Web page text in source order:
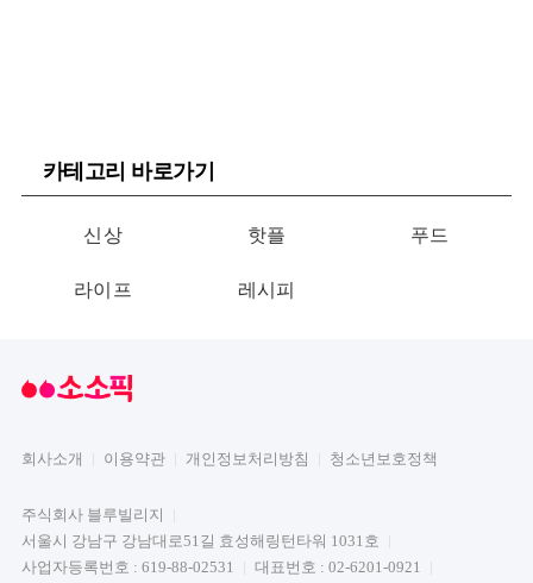
카테고리 바로가기
신상 핫플 푸드
라이프 레시피
회사소개 이용약관 개인정보처리방침 청소년보호정책
주식회사 블루빌리지
서울시 강남구 강남대로51길 효성해링턴타워 1031호
사업자등록번호 : 619-88-02531
대표번호 : 02-6201-0921